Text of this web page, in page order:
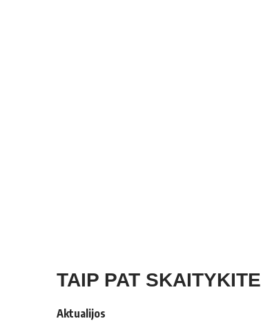
TAIP PAT SKAITYKITE
Aktualijos